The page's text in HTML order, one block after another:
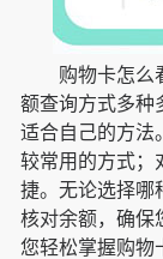
购物卡怎么看
额查询方式多种
适合自己的方法
较常用的方式；
捷。无论选择哪
核对余额，确保
您轻松掌握购物